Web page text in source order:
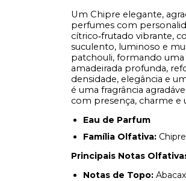
Um Chipre elegante,
perfumes com
cítrico‑frutado vibrante,
suculento, luminoso e
patchouli, formando uma
amadeirada profunda,
densidade, elegância e
é uma fragrância
com presença, charme e
Eau de Parfum
Família Olfativa: Chipre
Principais Notas
Notas de Topo: